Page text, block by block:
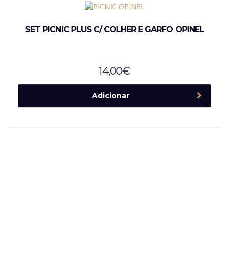
SET PICNIC PLUS C/ COLHER E GARFO OPINEL
14,00€
Adicionar